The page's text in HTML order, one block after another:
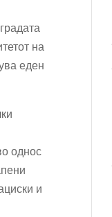
на
еден
однос
и